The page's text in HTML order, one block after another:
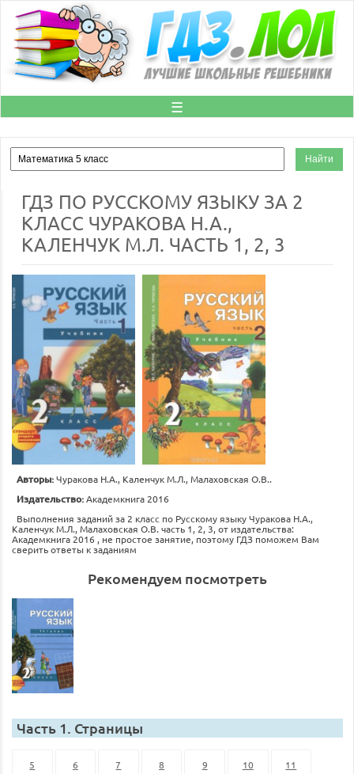
☰
ГДЗ ПО РУССКОМУ ЯЗЫКУ ЗА 2
КЛАСС ЧУРАКОВА Н.А.,
КАЛЕНЧУК М.Л. ЧАСТЬ 1, 2, 3
Авторы:Чуракова Н.А., Каленчук М.Л., Малаховская О.В..
Издательство:Академкнига 2016
Выполнения заданий за 2 класс по Русскому языку Чуракова Н.А.,
Каленчук М.Л., Малаховская О.В. часть 1, 2, 3, от издательства:
Академкнига 2016 , не простое занятие, поэтому ГДЗ поможем Вам
сверить ответы к заданиям
Рекомендуем посмотреть
Часть 1. Страницы
5 6 7 8 9 10 11